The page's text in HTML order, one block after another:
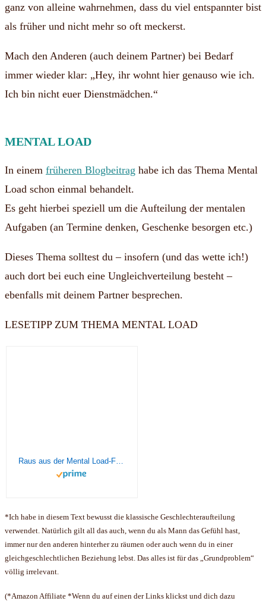
ganz von alleine wahrnehmen, dass du viel entspannter bist
als früher und nicht mehr so oft meckerst.
Mach den Anderen (auch deinem Partner) bei Bedarf
immer wieder klar: „Hey, ihr wohnt hier genauso wie ich.
Ich bin nicht euer Dienstmädchen.“
MENTAL LOAD
In einem früheren Blogbeitrag habe ich das Thema Mental
Load schon einmal behandelt.
Es geht hierbei speziell um die Aufteilung der mentalen
Aufgaben (an Termine denken, Geschenke besorgen etc.)
Dieses Thema solltest du – insofern (und das wette ich!)
auch dort bei euch eine Ungleichverteilung besteht –
ebenfalls mit deinem Partner besprechen.
LESETIPP ZUM THEMA MENTAL LOAD
*Ich habe in diesem Text bewusst die klassische Geschlechteraufteilung
verwendet. Natürlich gilt all das auch, wenn du als Mann das Gefühl hast,
immer nur den anderen hinterher zu räumen oder auch wenn du in einer
gleichgeschlechtlichen Beziehung lebst. Das alles ist für das „Grundproblem“
völlig irrelevant.
(*Amazon Affiliate *Wenn du auf einen der Links klickst und dich dazu